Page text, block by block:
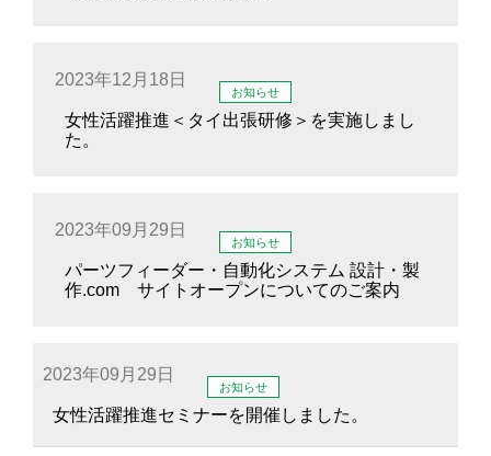
2023年12月18日
お知らせ
女性活躍推進＜タイ出張研修＞を実施しまし
た。
2023年09月29日
お知らせ
パーツフィーダー・自動化システム 設計・製
作.com サイトオープンについてのご案内
2023年09月29日
お知らせ
女性活躍推進セミナーを開催しました。